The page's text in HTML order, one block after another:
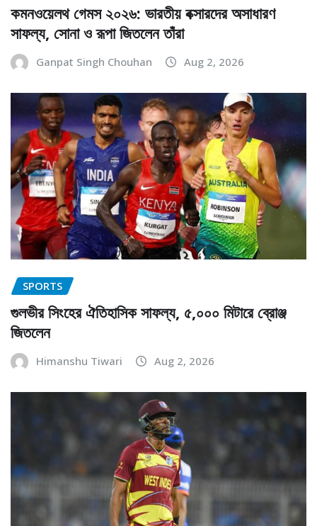
কমনওয়েলথ গেমস ২০২৬: ভারতীয় বক্সারদের অসাধারণ
সাফল্য, সোনা ও রূপা জিতলেন তাঁরা
Ganpat Singh Chouhan Aug 2, 2026
SPORTS
গুলভীর সিংহের ঐতিহাসিক সাফল্য, ৫,০০০ মিটারে ব্রোঞ্জ
জিতলেন
Himanshu Tiwari Aug 2, 2026